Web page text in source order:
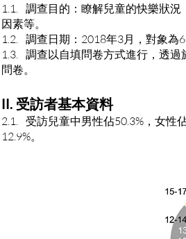
1.1. 調查目的：瞭解兒童的快樂狀
因素等。
1.2. 調查日期：2018年3月，對象為
1.3. 調查以自填問卷方式進行，透
問卷。
II. 受訪者基本資料
2.1. 受訪兒童中男性佔50.3%，女性
12.9%。